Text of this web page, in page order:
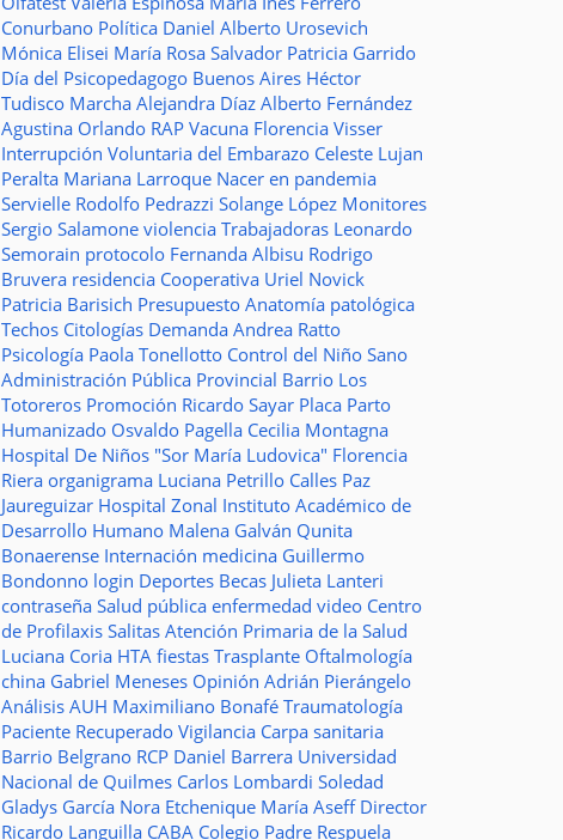
Conurbano Política Daniel Alberto Urosevich
Mónica Elisei María Rosa Salvador Patricia Garrido
Día del Psicopedagogo Buenos Aires Héctor
Tudisco Marcha Alejandra Díaz Alberto Fernández
Agustina Orlando RAP Vacuna Florencia Visser
Interrupción Voluntaria del Embarazo Celeste Lujan
Peralta Mariana Larroque Nacer en pandemia
Servielle Rodolfo Pedrazzi Solange López Monitores
Sergio Salamone violencia Trabajadoras Leonardo
Semorain protocolo Fernanda Albisu Rodrigo
Bruvera residencia Cooperativa Uriel Novick
Patricia Barisich Presupuesto Anatomía patológica
Techos Citologías Demanda Andrea Ratto
Psicología Paola Tonellotto Control del Niño Sano
Administración Pública Provincial Barrio Los
Totoreros Promoción Ricardo Sayar Placa Parto
Humanizado Osvaldo Pagella Cecilia Montagna
Hospital De Niños "Sor María Ludovica" Florencia
Riera organigrama Luciana Petrillo Calles Paz
Jaureguizar Hospital Zonal Instituto Académico de
Desarrollo Humano Malena Galván Qunita
Bonaerense Internación medicina Guillermo
Bondonno login Deportes Becas Julieta Lanteri
contraseña Salud pública enfermedad video Centro
de Profilaxis Salitas Atención Primaria de la Salud
Luciana Coria HTA fiestas Trasplante Oftalmología
china Gabriel Meneses Opinión Adrián Pierángelo
Análisis AUH Maximiliano Bonafé Traumatología
Paciente Recuperado Vigilancia Carpa sanitaria
Barrio Belgrano RCP Daniel Barrera Universidad
Nacional de Quilmes Carlos Lombardi Soledad
Gladys García Nora Etchenique María Aseff Director
Ricardo Languilla CABA Colegio Padre Respuela